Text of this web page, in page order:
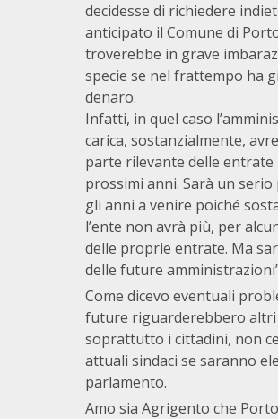
decidesse di richiedere
anticipato il Comune di
troverebbe in grave
specie se nel frattempo ha
denaro.
Infatti, in quel caso
carica, sostanzialmente,
parte rilevante delle entrate
prossimi anni. Sarà un
gli anni a venire poiché
l’ente non avrà più, per
delle proprie entrate. Ma
delle future
Come dicevo eventuali
future riguarderebbero altri
soprattutto i cittadini, non
attuali sindaci se saranno
parlamento.
Amo sia Agrigento che